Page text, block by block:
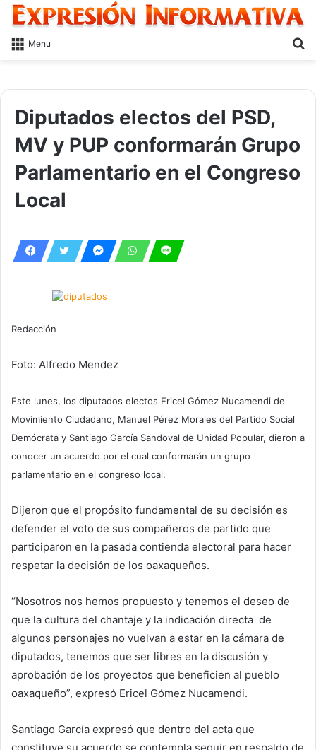
Menu
Diputados electos del PSD,
MV y PUP conformarán Grupo
Parlamentario en el Congreso
Local
Redacción
Foto: Alfredo Mendez
Este lunes, los diputados electos Ericel Gómez Nucamendi de
Movimiento Ciudadano, Manuel Pérez Morales del Partido Social
Demócrata y Santiago García Sandoval de Unidad Popular, dieron a
conocer un acuerdo por el cual conformarán un grupo
parlamentario en el congreso local.
Dijeron que el propósito fundamental de su decisión es
defender el voto de sus compañeros de partido que
participaron en la pasada contienda electoral para hacer
respetar la decisión de los oaxaqueños.
“Nosotros nos hemos propuesto y tenemos el deseo de
que la cultura del chantaje y la indicación directa de
algunos personajes no vuelvan a estar en la cámara de
diputados, tenemos que ser libres en la discusión y
aprobación de los proyectos que beneficien al pueblo
oaxaqueño”, expresó Ericel Gómez Nucamendi.
Santiago García expresó que dentro del acta que